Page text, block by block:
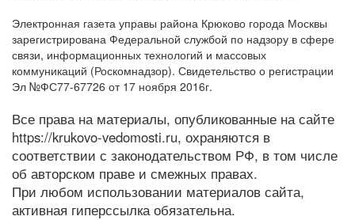
Электронная газета управы района Крюково города Москвы
зарегистрирована Федеральной службой по надзору в сфере
связи, информационных технологий и массовых
коммуникаций (Роскомнадзор). Свидетельство о регистрации
Эл №ФС77-67726 от 17 ноября 2016г.
Все права на материалы, опубликованные на сайте
https://krukovo-vedomosti.ru, охраняются в
соответствии с законодательством РФ, в том числе
об авторском праве и смежных правах.
При любом использовании материалов сайта,
активная гиперссылка обязательна.